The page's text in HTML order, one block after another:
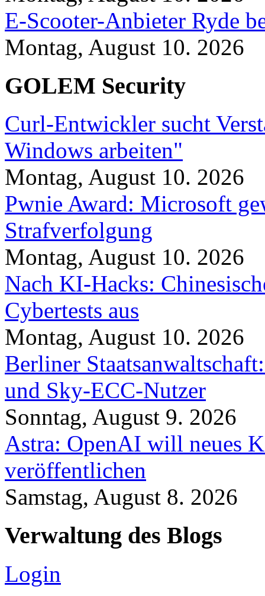
E-Scooter-Anbieter Ryde
Montag, August 10. 2026
GOLEM Security
Curl-Entwickler sucht
Windows arbeiten"
Montag, August 10. 2026
Pwnie Award: Microsoft
Strafverfolgung
Montag, August 10. 2026
Nach KI-Hacks:
Cybertests aus
Montag, August 10. 2026
Berliner
und Sky-ECC-Nutzer
Sonntag, August 9. 2026
Astra: OpenAI will neues
veröffentlichen
Samstag, August 8. 2026
Verwaltung des Blogs
Login